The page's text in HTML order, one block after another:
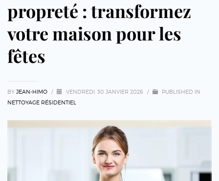
propreté : transformez
votre maison pour les
fêtes
BY JEAN-HIMO / VENDREDI, 30 JANVIER 2026 /
PUBLISHED IN
NETTOYAGE RÉSIDENTIEL